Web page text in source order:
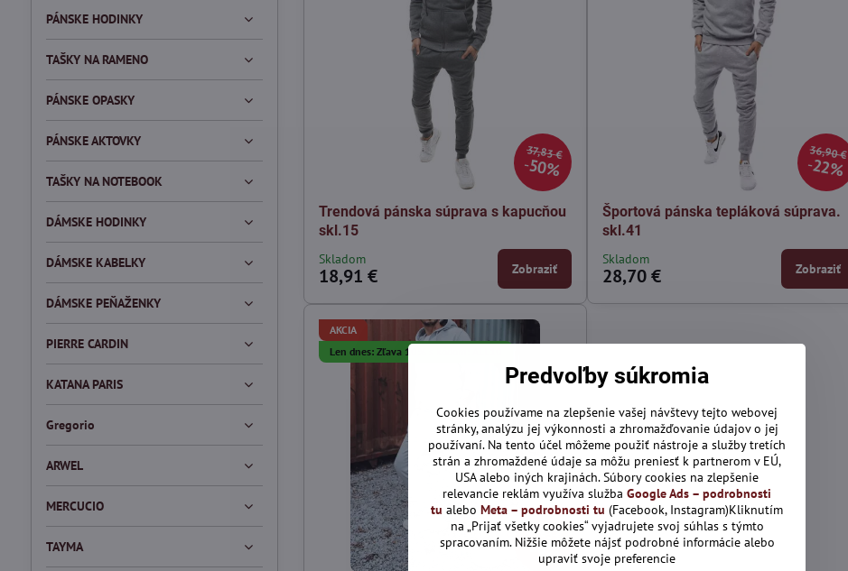
37,83 €
50%
Trendová pánska súprava s kapucňou
skl.15
Skladom
18,91 € Zobraziť
36,90 €
22%
Športová pánska tepláková súprava.
skl.41
Skladom
28,70 € Zobraziť
37,83 €
38%
AKCIA
Len dnes: Zľava 10% s kódom: ALL10
PÁNSKE HODINKY
TAŠKY NA RAMENO
PÁNSKE OPASKY
PÁNSKE AKTOVKY
TAŠKY NA NOTEBOOK
DÁMSKE HODINKY
DÁMSKE KABELKY
DÁMSKE PEŇAŽENKY
PIERRE CARDIN
KATANA PARIS
Gregorio
ARWEL
MERCUCIO
TAYMA
Predvoľby súkromia
Cookies používame na zlepšenie vašej návštevy tejto webovej
stránky, analýzu jej výkonnosti a zhromažďovanie údajov o jej
používaní. Na tento účel môžeme použiť nástroje a služby tretích
strán a zhromaždené údaje sa môžu preniesť k partnerom v EÚ,
USA alebo iných krajinách. Súbory cookies na zlepšenie
relevancie reklám využíva služba Google Ads – podrobnosti
tu alebo Meta – podrobnosti tu (Facebook, Instagram)Kliknutím
na „Prijať všetky cookies“ vyjadrujete svoj súhlas s týmto
spracovaním. Nižšie môžete nájsť podrobné informácie alebo
upraviť svoje preferencie